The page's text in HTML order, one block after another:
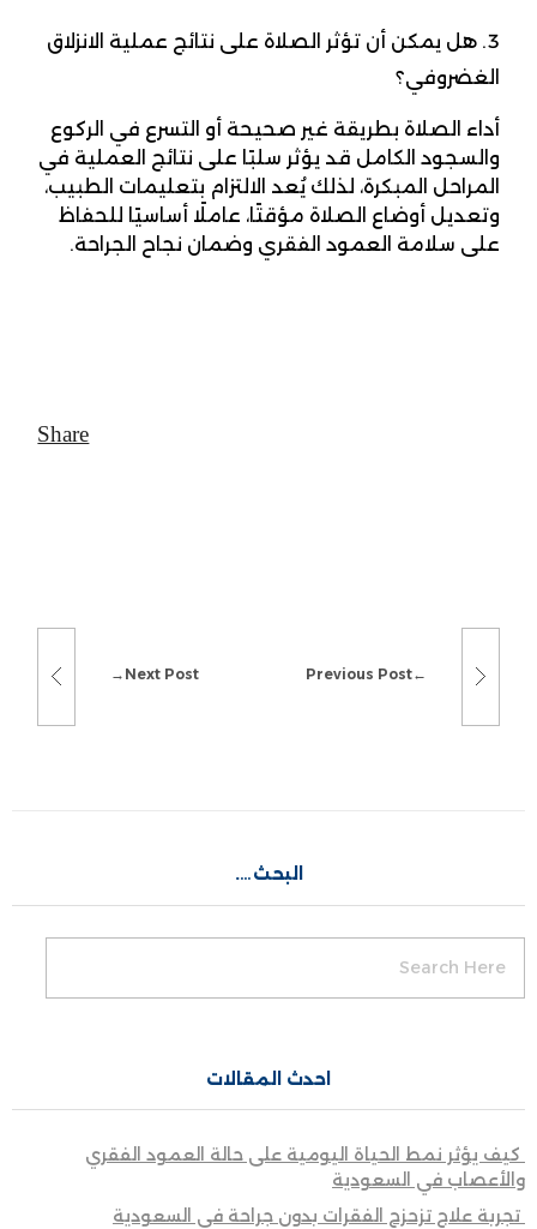
هل يمكن أن تؤثر الصلاة على نتائج عملية الانزلاق
الغضروفي؟
أداء الصلاة بطريقة غير صحيحة أو التسرع في الركوع
والسجود الكامل قد يؤثر سلبًا على نتائج العملية في
المراحل المبكرة، لذلك يُعد الالتزام بتعليمات الطبيب،
وتعديل أوضاع الصلاة مؤقتًا، عاملًا أساسيًا للحفاظ
على سلامة العمود الفقري وضمان نجاح الجراحة.
Previous Post
Next Post
البحث….
احدث المقالات
كيف يؤثر نمط الحياة اليومية على حالة العمود الفقري
والأعصاب في السعودية
تجربة علاج تزحزح الفقرات بدون جراحة في السعودية